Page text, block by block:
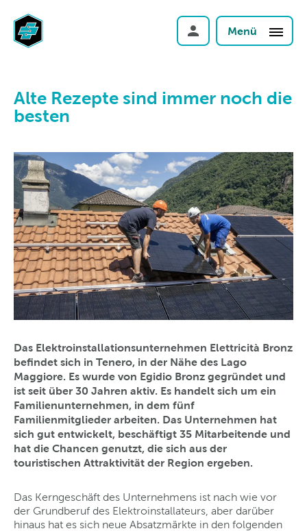
Menü
Alte Rezepte sind immer noch die
besten
Das Elektroinstallationsunternehmen Elettricità Bronz
befindet sich in Tenero, in der Nähe des Lago
Maggiore. Es wurde von Egidio Bronz gegründet und
ist seit über 30 Jahren aktiv. Es handelt sich um ein
Familienunternehmen, in dem fünf
Familienmitglieder arbeiten. Das Unternehmen hat
sich gut entwickelt, beschäftigt 35 Mitarbeitende und
hat die Chancen genutzt, die sich aus der
touristischen Attraktivität der Region ergeben.
Das Kerngeschäft des Unternehmens ist nach wie vor
der Grundberuf des Elektroinstallateurs, aber darüber
hinaus hat es sich neue Absatzmärkte in den folgenden